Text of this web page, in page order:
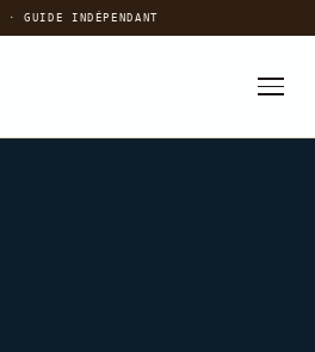
· GUIDE INDÉPENDANT